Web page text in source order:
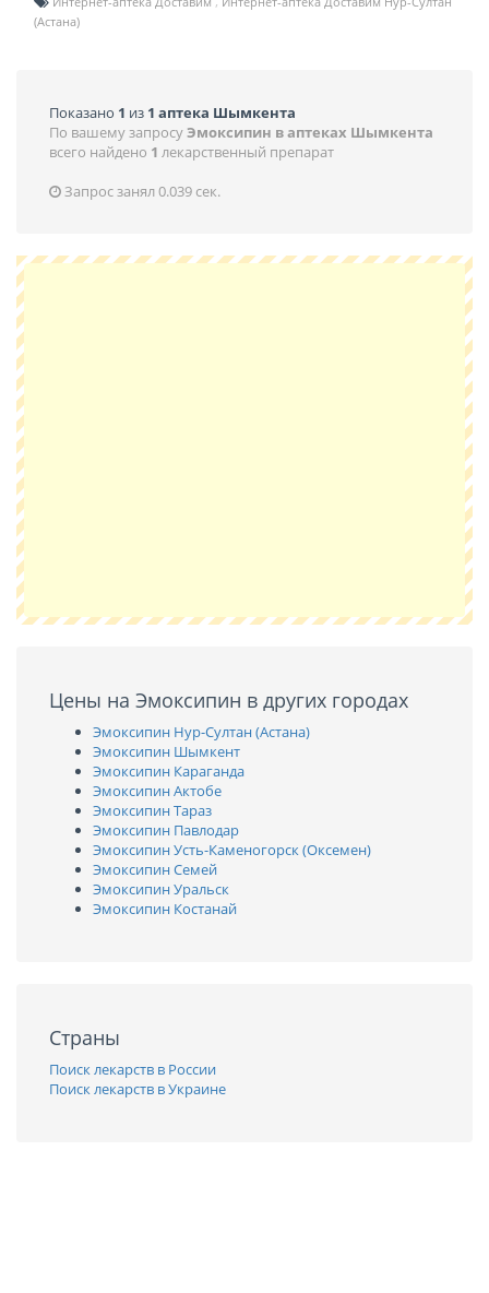
(Астана)
Показано 1 из 1 аптека Шымкента
По вашему запросуЭмоксипин в аптеках Шымкента
всего найдено 1 лекарственный препарат
Запрос занял 0.039 сек.
Цены на Эмоксипин в других городах
Эмоксипин Нур-Султан (Астана)
Эмоксипин Шымкент
Эмоксипин Караганда
Эмоксипин Актобе
Эмоксипин Тараз
Эмоксипин Павлодар
Эмоксипин Усть-Каменогорск (Оксемен)
Эмоксипин Семей
Эмоксипин Уральск
Эмоксипин Костанай
Страны
Поиск лекарств в России
Поиск лекарств в Украине